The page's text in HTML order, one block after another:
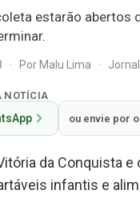
estarão abertos
· PorMalu Lima ·
NOTÍCIA
ou envie por
da Conquista
infantis e